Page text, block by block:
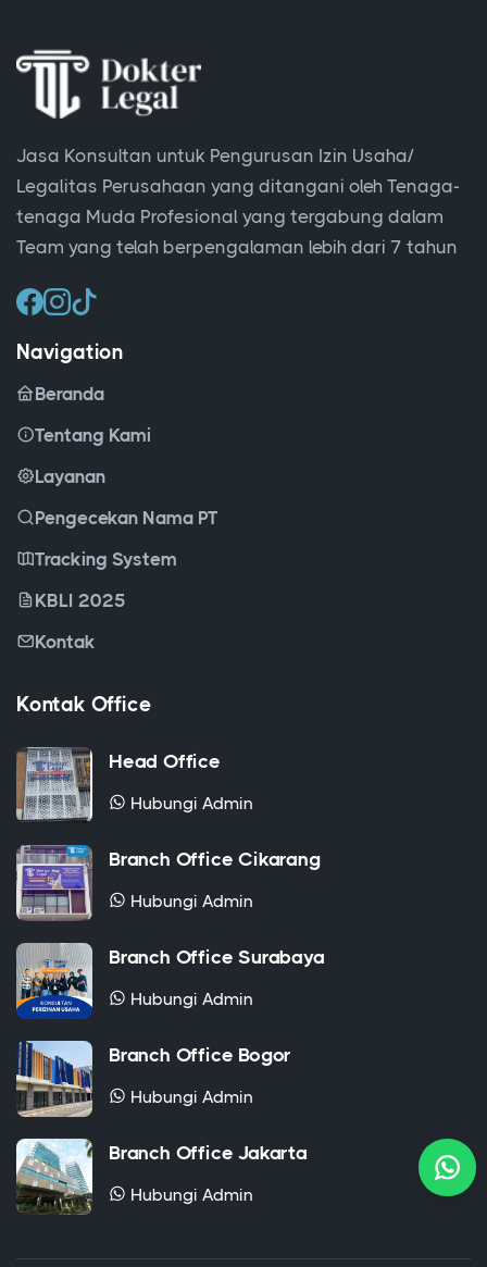
Jasa Konsultan untuk Pengurusan Izin Usaha/
Legalitas Perusahaan yang ditangani oleh Tenaga-
tenaga Muda Profesional yang tergabung dalam
Team yang telah berpengalaman lebih dari 7 tahun
Navigation
Beranda
Tentang Kami
Layanan
Pengecekan Nama PT
Tracking System
KBLI 2025
Kontak
Kontak Office
Head Office
Hubungi Admin
Branch Office Cikarang
Hubungi Admin
Branch Office Surabaya
Hubungi Admin
Branch Office Bogor
Hubungi Admin
Branch Office Jakarta
Hubungi Admin